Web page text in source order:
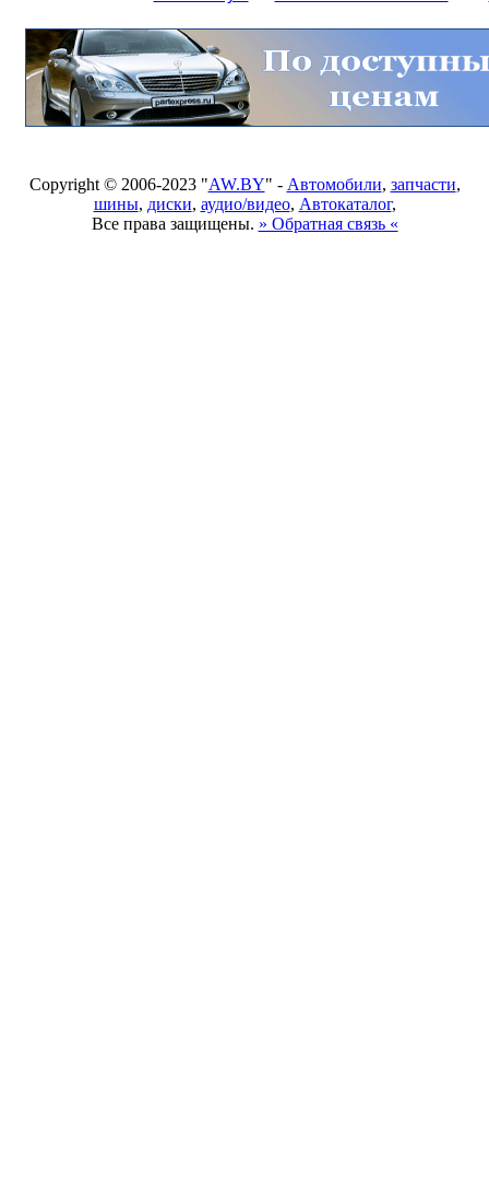
Copyright © 2006-2023 "AW.BY" - Автомобили, запчасти,
шины, диски, аудио/видео, Автокаталог,
Все права защищены. » Обратная связь «